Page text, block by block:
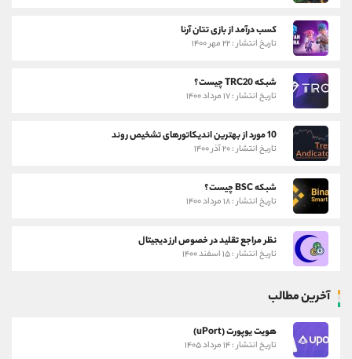
کسب درآمد از بازی تتان آرنا
تاریخ انتشار : ۲۲ مهر ۱۴۰۰
شبکه TRC20 چیست؟
تاریخ انتشار : ۱۷ مرداد ۱۴۰۰
10 مورد از بهترین اندیکاتورهای تشخیص روند
تاریخ انتشار : ۲۰ آذر ۱۴۰۰
شبکه BSC چیست؟
تاریخ انتشار : ۱۸ مرداد ۱۴۰۰
نظر مراجع تقلید در خصوص ارز دیجیتال
تاریخ انتشار : ۱۵ اسفند ۱۴۰۰
آخرین مطالب
هویت یوپورت (uPort)
تاریخ انتشار : ۱۴ مرداد ۱۴۰۵